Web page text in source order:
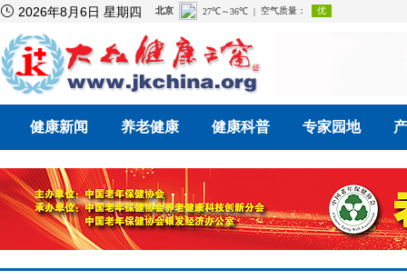
 2026年8月6日 星期四
健康新闻 养老健康 健康科普 专家园地